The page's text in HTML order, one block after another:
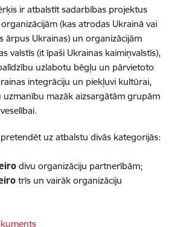
ir atbalstīt sadarbības projektus
(kas atrodas Ukrainā vai
ārpus Ukrainas) un organizācijām
valstīs (it īpaši Ukrainas kaimiņvalstīs),
uzlabotu bēgļu un pārvietoto
integrāciju un piekļuvi kultūrai,
uzmanību mazāk aizsargātām grupām
uz atbalstu divās kategorijās:
divu organizāciju partnerībām;
trīs un vairāk organizāciju